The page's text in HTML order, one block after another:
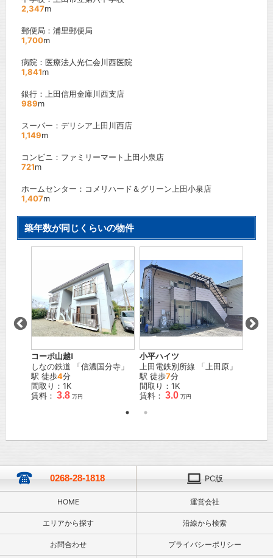
2,347m
郵便局：浦里郵便局
1,700m
病院：医療法人光仁会川西医院
1,841m
銀行：上田信用金庫川西支店
989m
スーパー：デリシア上田川西店
1,149m
コンビニ：ファミリーマート上田小泉店
721m
ホームセンター：コメリハード＆グリーン上田小泉店
1,407m
築年数が同じくらいの物件
コーポ山越Ⅰ
しなの鉄道 「信濃国分寺 」
駅 徒歩4分
間取り：1K
賃料： 3.8 万円
小平ハイツ
上田電鉄別所線 「 上田原 」
駅 徒歩7分
間取り：1K
賃料： 3.0 万円
0268-28-1818 PC版
HOME 運営会社
エリアから探す 沿線から検索
お問合わせ プライバシーポリシー